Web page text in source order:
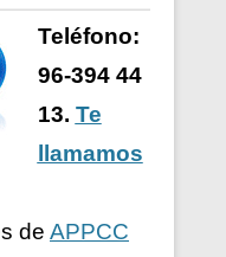
Teléfono:
96-394 44
13. Te
llamamos
de APPCC